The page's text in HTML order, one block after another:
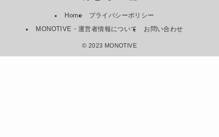
Home
プライバシーポリシー
MONOTIVE・運営者情報について
お問い合わせ
© 2023 MONOTIVE